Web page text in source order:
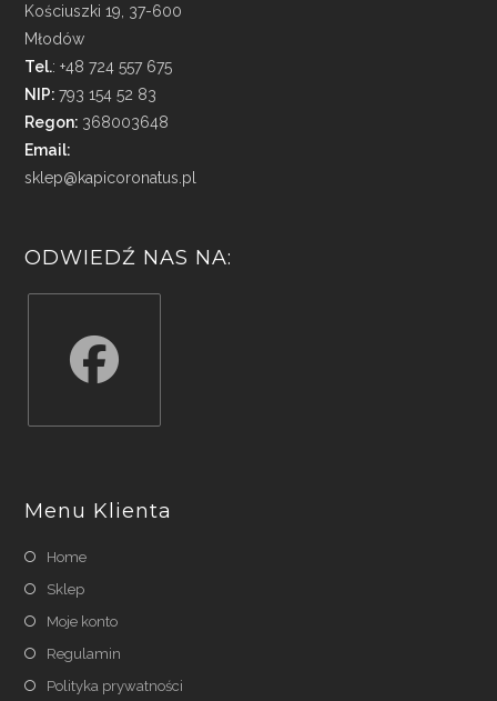
Kościuszki 19, 37-600
Młodów
Tel.: +48 724 557 675
NIP:793 154 52 83
Regon: 368003648
Email:
sklep@kapicoronatus.pl
ODWIEDŹ NAS NA:
new
tab
Menu Klienta
Home
Sklep
Moje konto
Regulamin
Polityka prywatności